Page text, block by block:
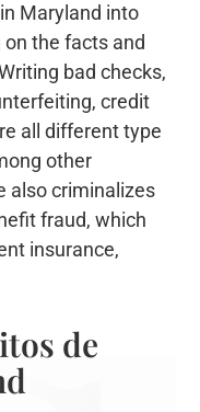
Maryland into
the facts and
bad checks,
credit
all different type
other
also criminalizes
fraud, which
insurance,
de